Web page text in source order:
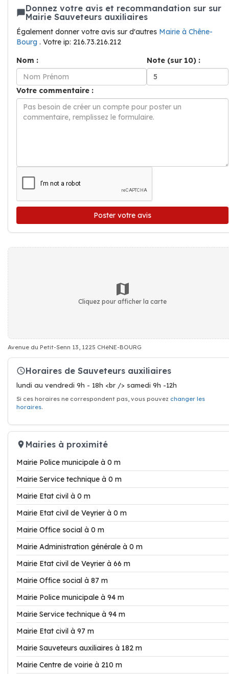
Donnez votre avis et recommandation sur sur
Mairie Sauveteurs auxiliaires
Également donner votre avis sur d'autres Mairie à Chêne-
Bourg . Votre ip: 216.73.216.212
Nom :
Note (sur 10) :
Votre commentaire :
Poster votre avis
Cliquez pour afficher la carte
Avenue du Petit-Senn 13, 1225 CHêNE-BOURG
Horaires de Sauveteurs auxiliaires
lundi au vendredi 9h - 18h <br /> samedi 9h -12h
Si ces horaires ne correspondent pas, vous pouvez changer les
horaires.
Mairies à proximité
Mairie Police municipale à 0 m
Mairie Service technique à 0 m
Mairie Etat civil à 0 m
Mairie Etat civil de Veyrier à 0 m
Mairie Office social à 0 m
Mairie Administration générale à 0 m
Mairie Etat civil de Veyrier à 66 m
Mairie Office social à 87 m
Mairie Police municipale à 94 m
Mairie Service technique à 94 m
Mairie Etat civil à 97 m
Mairie Sauveteurs auxiliaires à 182 m
Mairie Centre de voirie à 210 m